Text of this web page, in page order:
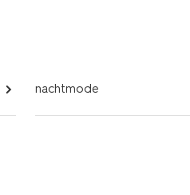
nachtmode